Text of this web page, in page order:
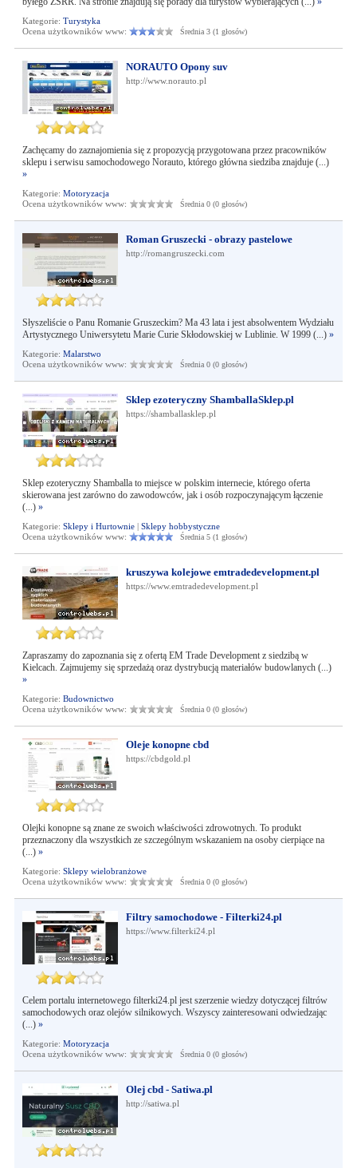
Kategorie: Turystyka
Ocena użytkowników www:
Średnia 3 (1 głosów)
NORAUTO Opony suv
http://www.norauto.pl
Zachęcamy do zaznajomienia się z propozycją przygotowana przez pracowników
sklepu i serwisu samochodowego Norauto, którego główna siedziba znajduje (...)
»
Kategorie: Motoryzacja
Ocena użytkowników www:
Średnia 0 (0 głosów)
Roman Gruszecki - obrazy pastelowe
http://romangruszecki.com
Słyszeliście o Panu Romanie Gruszeckim? Ma 43 lata i jest absolwentem Wydziału
Artystycznego Uniwersytetu Marie Curie Skłodowskiej w Lublinie. W 1999 (...) »
Kategorie: Malarstwo
Ocena użytkowników www:
Średnia 0 (0 głosów)
Sklep ezoteryczny ShamballaSklep.pl
https://shamballasklep.pl
Sklep ezoteryczny Shamballa to miejsce w polskim internecie, którego oferta
skierowana jest zarówno do zawodowców, jak i osób rozpoczynającym łączenie
(...) »
Kategorie: Sklepy i Hurtownie| Sklepy hobbystyczne
Ocena użytkowników www:
Średnia 5 (1 głosów)
kruszywa kolejowe emtradedevelopment.pl
https://www.emtradedevelopment.pl
Zapraszamy do zapoznania się z ofertą EM Trade Development z siedzibą w
Kielcach. Zajmujemy się sprzedażą oraz dystrybucją materiałów budowlanych (...)
»
Kategorie: Budownictwo
Ocena użytkowników www:
Średnia 0 (0 głosów)
Oleje konopne cbd
https://cbdgold.pl
Olejki konopne są znane ze swoich właściwości zdrowotnych. To produkt
przeznaczony dla wszystkich ze szczególnym wskazaniem na osoby cierpiące na
(...) »
Kategorie: Sklepy wielobranżowe
Ocena użytkowników www:
Średnia 0 (0 głosów)
Filtry samochodowe - Filterki24.pl
https://www.filterki24.pl
Celem portalu internetowego filterki24.pl jest szerzenie wiedzy dotyczącej filtrów
samochodowych oraz olejów silnikowych. Wszyscy zainteresowani odwiedzając
(...) »
Kategorie: Motoryzacja
Ocena użytkowników www:
Średnia 0 (0 głosów)
Olej cbd - Satiwa.pl
http://satiwa.pl